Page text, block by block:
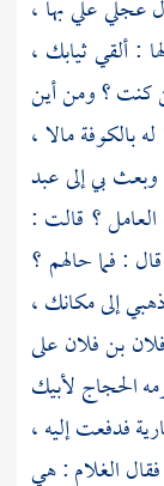
عجلي علي بها ،
: ألقي ثيابك ،
كنت ؟ ومن أين
بالكوفة مالا ،
بي إلىعبد
؟ قالت :
: فما حالهم ؟
إلى مكانك ،
بن فلان على
الحجاجلأبيك
فدفعت إليه ،
فقال الغلام : هي